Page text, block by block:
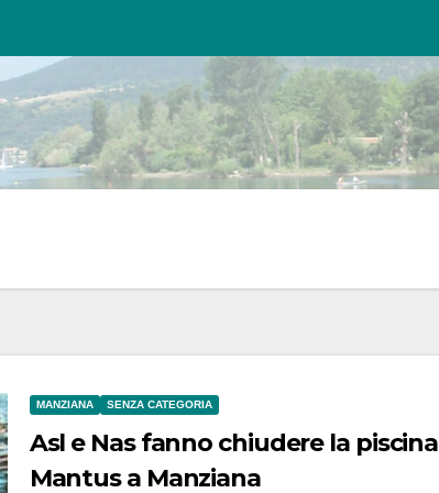
MANZIANA SENZA CATEGORIA
Asl e Nas fanno chiudere la piscina
Mantus a Manziana